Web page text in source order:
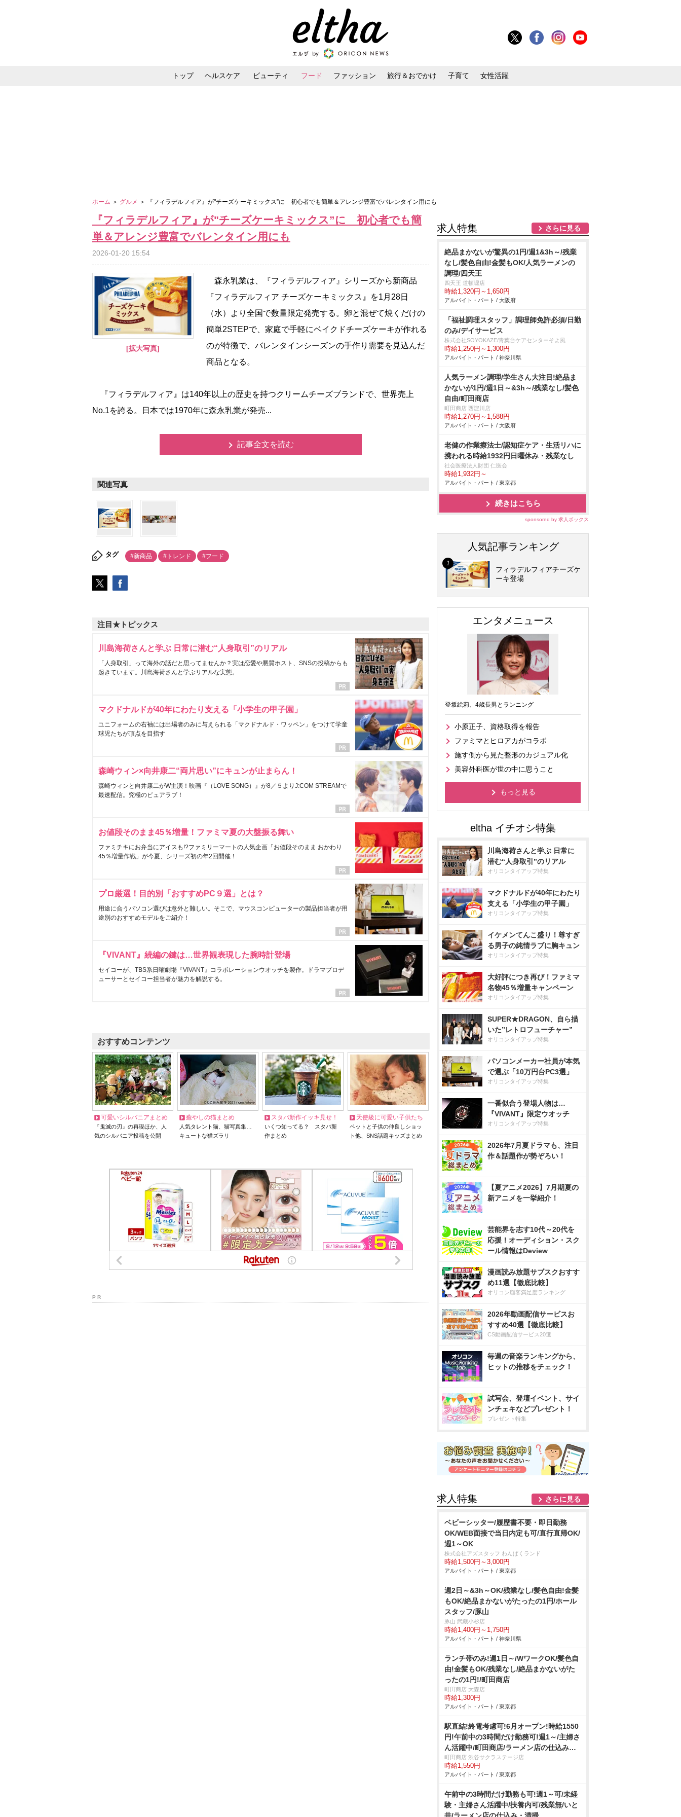
トップ ヘルスケア ビューティ フード ファッション 旅行＆おでかけ 子育て 女性活躍
ホーム ＞ グルメ ＞ 『フィラデルフィア』が"チーズケーキミックス”に 初心者でも簡単＆アレンジ豊富でバレンタイン用にも
『フィラデルフィア』が"チーズケーキミックス”に 初心者でも簡
単＆アレンジ豊富でバレンタイン用にも
2026-01-20 15:54
[拡大写真]
森永乳業は、『フィラデルフィア』シリーズから新商品
『フィラデルフィア チーズケーキミックス』を1月28日
（水）より全国で数量限定発売する。卵と混ぜて焼くだけの
簡単2STEPで、家庭で手軽にベイクドチーズケーキが作れる
のが特徴で、バレンタインシーズンの手作り需要を見込んだ
商品となる。
『フィラデルフィア』は140年以上の歴史を持つクリームチーズブランドで、世界売上
No.1を誇る。日本では1970年に森永乳業が発売...
記事全文を読む
関連写真
タグ #新商品 #トレンド #フード
注目★トピックス
川島海荷さんと学ぶ 日常に潜む“人身取引”のリアル
「人身取引」って海外の話だと思ってませんか？実は恋愛や悪質ホスト、SNSの投稿からも
起きています。川島海荷さんと学ぶリアルな実態。
マクドナルドが40年にわたり支える「小学生の甲子園」
ユニフォームの右袖には出場者のみに与えられる「マクドナルド・ワッペン」をつけて学童
球児たちが頂点を目指す
森崎ウィン×向井康二“両片思い”にキュンが止まらん！
森崎ウィンと向井康二がW主演！映画『（LOVE SONG）』が8／５よりJ:COM STREAMで
最速配信。究極のピュアラブ！
お値段そのまま45％増量！ファミマ夏の大盤振る舞い
ファミチキにお弁当にアイスも!?ファミリーマートの人気企画「お値段そのまま おかわり
45％増量作戦」が今夏、シリーズ初の年2回開催！
プロ厳選！目的別「おすすめPC９選」とは？
用途に合うパソコン選びは意外と難しい。そこで、マウスコンピューターの製品担当者が用
途別のおすすめモデルをご紹介！
『VIVANT』続編の鍵は…世界観表現した腕時計登場
セイコーが、TBS系日曜劇場『VIVANT』コラボレーションウオッチを製作。ドラマプロデ
ューサーとセイコー担当者が魅力を解説する。
おすすめコンテンツ
可愛いシルバニアまとめ
『鬼滅の刃』の再現ほか、人
気のシルバニア投稿を公開
癒やしの猫まとめ
人気タレント猫、猫写真集…
キュートな猫ズラリ
スタバ新作イッキ見せ！
いくつ知ってる？ スタバ新
作まとめ
天使級に可愛い子供たち
ペットと子供の仲良しショッ
ト他、SNS話題キッズまとめ
P R
求人特集 さらに見る
絶品まかないが驚異の1円/週1&3h～/残業
なし/髪色自由!金髪もOK/人気ラーメンの
調理/四天王
四天王 道頓堀店
時給1,320円～1,650円
アルバイト・パート / 大阪府
「福祉調理スタッフ」調理師免許必須/日勤
のみ/デイサービス
株式会社SOYOKAZE/青葉台ケアセンターそよ風
時給1,250円～1,300円
アルバイト・パート / 神奈川県
人気ラーメン調理/学生さん大注目!絶品ま
かないが1円/週1日～&3h～/残業なし/髪色
自由/町田商店
町田商店 西淀川店
時給1,270円～1,588円
アルバイト・パート / 大阪府
老健の作業療法士/認知症ケア・生活リハに
携われる時給1932円日曜休み・残業なし
社会医療法人財団 仁医会
時給1,932円～
アルバイト・パート / 東京都
続きはこちら
sponsored by 求人ボックス
人気記事ランキング
フィラデルフィアチーズケ
ーキ登場
エンタメニュース
登坂絵莉、4歳長男とランニング
小原正子、資格取得を報告
ファミマとヒロアカがコラボ
施す側から見た整形のカジュアル化
美容外科医が世の中に思うこと
もっと見る
川島海荷さんと学ぶ 日常に
潜む“人身取引”のリアル
オリコンタイアップ特集
マクドナルドが40年にわたり
支える「小学生の甲子園」
オリコンタイアップ特集
イケメンてんこ盛り！尊すぎ
る男子の純情ラブに胸キュン
オリコンタイアップ特集
大好評につき再び！ファミマ
名物45％増量キャンペーン
オリコンタイアップ特集
SUPER★DRAGON、自ら描
いた”レトロフューチャー”
オリコンタイアップ特集
パソコンメーカー社員が本気
で選ぶ「10万円台PC3選」
オリコンタイアップ特集
一番似合う登場人物は…
『VIVANT』限定ウオッチ
オリコンタイアップ特集
2026年7月夏ドラマも、注目
作＆話題作が勢ぞろい！
【夏アニメ2026】7月期夏の
新アニメを一挙紹介！
芸能界を志す10代～20代を
応援！オーディション・スク
ール情報はDeview
漫画読み放題サブスクおすす
め11選【徹底比較】
オリコン顧客満足度ランキング
2026年動画配信サービスお
すすめ40選【徹底比較】
CS動画配信サービス20選
毎週の音楽ランキングから、
ヒットの推移をチェック！
試写会、登壇イベント、サイ
ンチェキなどプレゼント！
プレゼント特集
求人特集 さらに見る
ベビーシッター/履歴書不要・即日勤務
OK/WEB面接で当日内定も可/直行直帰OK/
週1～OK
株式会社アズスタッフ わんぱくランド
時給1,500円～3,000円
アルバイト・パート / 東京都
週2日～&3h～OK/残業なし/髪色自由!金髪
もOK/絶品まかないがたったの1円/ホール
スタッフ/豚山
豚山 武蔵小杉店
時給1,400円～1,750円
アルバイト・パート / 神奈川県
ランチ帯のみ!週1日～/WワークOK/髪色自
由!金髪もOK/残業なし/絶品まかないがた
ったの1円!/町田商店
町田商店 大森店
時給1,300円
アルバイト・パート / 東京都
駅直結!終電考慮可!6月オープン!時給1550
円!午前中の3時間だけ勤務可!週1～/主婦さ
ん活躍中/町田商店/ラーメン店の仕込み・
清掃/406
町田商店 渋谷サクラステージ店
時給1,550円
アルバイト・パート / 東京都
午前中の3時間だけ勤務も可!週1～可/未経
験・主婦さん活躍中/扶養内可/残業無/いと